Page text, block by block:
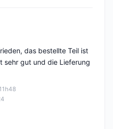
das bestellte Teil ist
sehr gut und die Lieferung